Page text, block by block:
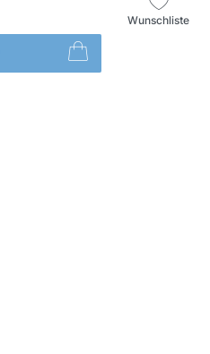
Wunschliste